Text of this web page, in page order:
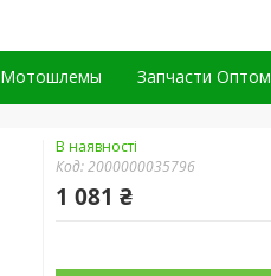
Мотошлемы Запчасти Оптом
В наявності
Код:2000000035796
1 081 ₴